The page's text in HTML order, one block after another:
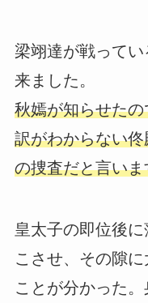
梁翊達が戦って
来ました。
秋嫣が知らせた
訳がわからない
の捜査だと言いま
皇太子の即位後
こさせ、その隙
ことが分かった